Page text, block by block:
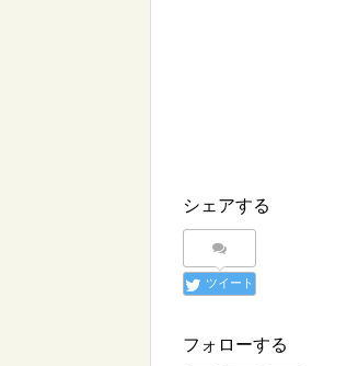
シェアする
ツイート
フォローする